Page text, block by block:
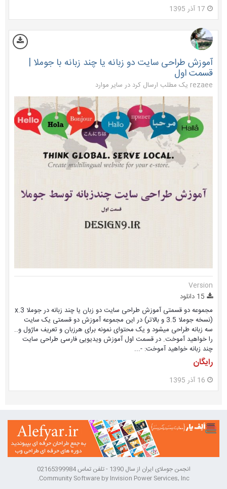
17 آذر 1395
آموزش طراحی سایت دو زبانه یا چند زبانه با جوملا |
قسمت اول
rezaee یک مطلب ارسال کرد در سایر موارد
Version
مجموعه دو قسمتی آموزش طراحی سایت دو زبان یا چند زبانه در جوملا 3.x
(نسخه جوملا 3.5 و بالاتر) در این مجموعه آموزش دو قسمتی یک سایت
سه زبانه طراحی میشود و یک محتوای نمونه برای هرزبان و تعریف ماژول و..
را خواهید آموخت. در قسمت اول آموزش ویدیویی فارسی طراحی سایت
چند زبانه خواهید آموخت: -...
رایگان
16 آذر 1395
انجمن جوملای ایران از سال 1390 - تلفن تماس 02165399984
Community Software by Invision Power Services, Inc.